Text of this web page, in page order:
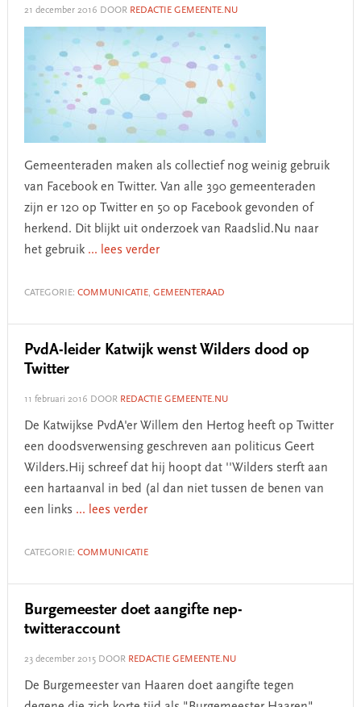
21 december 2016 DOOR REDACTIE GEMEENTE.NU
Gemeenteraden maken als collectief nog weinig gebruik
van Facebook en Twitter. Van alle 390 gemeenteraden
zijn er 120 op Twitter en 50 op Facebook gevonden of
herkend. Dit blijkt uit onderzoek van Raadslid.Nu naar
het gebruik ... lees verder
CATEGORIE: COMMUNICATIE, GEMEENTERAAD
PvdA-leider Katwijk wenst Wilders dood op
Twitter
11 februari 2016 DOOR REDACTIE GEMEENTE.NU
De Katwijkse PvdA'er Willem den Hertog heeft op Twitter
een doodsverwensing geschreven aan politicus Geert
Wilders.Hij schreef dat hij hoopt dat ''Wilders sterft aan
een hartaanval in bed (al dan niet tussen de benen van
een links ... lees verder
CATEGORIE: COMMUNICATIE
Burgemeester doet aangifte nep-
twitteraccount
23 december 2015DOOR REDACTIE GEMEENTE.NU
De Burgemeester van Haaren doet aangifte tegen